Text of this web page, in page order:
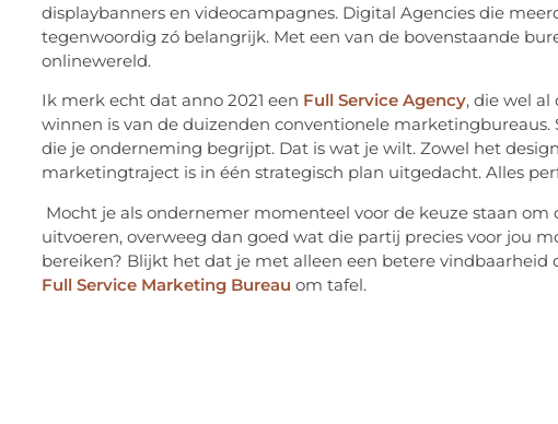
displaybanners en videocampagnes. Digital Agencies die
tegenwoordig zó belangrijk. Met een van de bovenstaande
onlinewereld.
Ik merk echt dat anno 2021 een Full Service Agency, die wel
winnen is van de duizenden conventionele
die je onderneming begrijpt. Dat is wat je wilt. Zowel het
marketingtraject is in één strategisch plan uitgedacht. Alles
Mocht je als ondernemer momenteel voor de keuze staan
uitvoeren, overweeg dan goed wat die partij precies voor jou
bereiken? Blijkt het dat je met alleen een betere
Full Service Marketing Bureau om tafel.